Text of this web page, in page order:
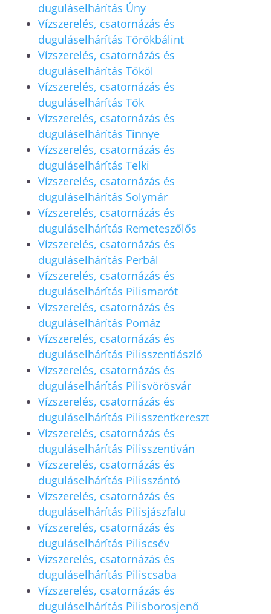
duguláselhárítás Úny
Vízszerelés, csatornázás és
duguláselhárítás Törökbálint
Vízszerelés, csatornázás és
duguláselhárítás Tököl
Vízszerelés, csatornázás és
duguláselhárítás Tök
Vízszerelés, csatornázás és
duguláselhárítás Tinnye
Vízszerelés, csatornázás és
duguláselhárítás Telki
Vízszerelés, csatornázás és
duguláselhárítás Solymár
Vízszerelés, csatornázás és
duguláselhárítás Remeteszőlős
Vízszerelés, csatornázás és
duguláselhárítás Perbál
Vízszerelés, csatornázás és
duguláselhárítás Pilismarót
Vízszerelés, csatornázás és
duguláselhárítás Pomáz
Vízszerelés, csatornázás és
duguláselhárítás Pilisszentlászló
Vízszerelés, csatornázás és
duguláselhárítás Pilisvörösvár
Vízszerelés, csatornázás és
duguláselhárítás Pilisszentkereszt
Vízszerelés, csatornázás és
duguláselhárítás Pilisszentiván
Vízszerelés, csatornázás és
duguláselhárítás Pilisszántó
Vízszerelés, csatornázás és
duguláselhárítás Pilisjászfalu
Vízszerelés, csatornázás és
duguláselhárítás Piliscsév
Vízszerelés, csatornázás és
duguláselhárítás Piliscsaba
Vízszerelés, csatornázás és
duguláselhárítás Pilisborosjenő